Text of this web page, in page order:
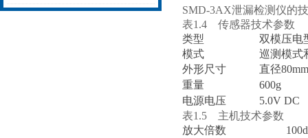
SMD-3AX泄漏检测仪的
表1.4 传感器技术参数
类型
双模压电
模式
巡测模式
外形尺寸
直径
重量
600g
电源电压
5.0V DC
表1.5 主机技术参数
放大倍数